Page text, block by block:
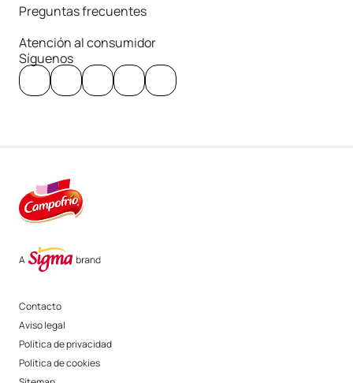
Preguntas frecuentes
Atención al consumidor
Síguenos
Contacto
Aviso legal
Política de privacidad
Política de cookies